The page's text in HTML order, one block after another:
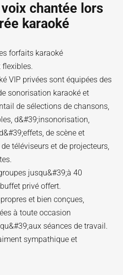
chantée lors
karaoké
forfaits karaoké
flexibles.
VIP privées sont équipées des
sonorisation karaoké et
de sélections de chansons,
d&#39;insonorisation,
de scène et
téléviseurs et de projecteurs,
jusqu&#39;à 40
privé offert.
et bien conçues,
à toute occasion
séances de travail.
sympathique et